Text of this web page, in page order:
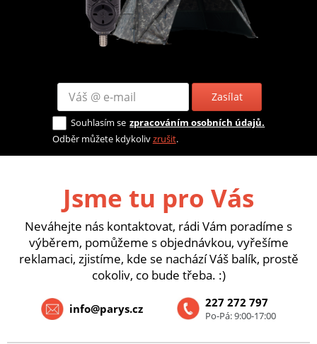
Zasílat
Souhlasím se zpracováním osobních údajů.
Odběr můžete kdykolivzrušit.
Jsme tu pro Vás
Neváhejte nás kontaktovat, rádi Vám poradíme s
výběrem, pomůžeme s objednávkou, vyřešíme
reklamaci, zjistíme, kde se nachází Váš balík, prostě
cokoliv, co bude třeba. :)
227 272 797
Po-Pá: 9:00-17:00
info@parys.cz